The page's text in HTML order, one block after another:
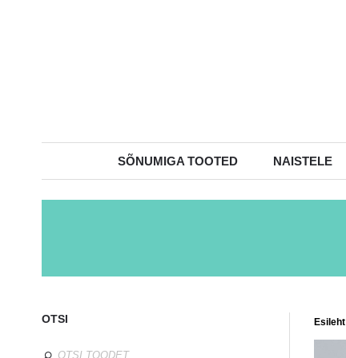
SÕNUMIGA TOOTED NAISTELE
Esileht
OTSI